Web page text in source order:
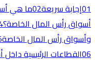
01إجابة سريعة02ما هي
أسواق رأس المال الخاصة؟
وأسواق رأس المال الخاصة
06القطاعات الرئيسية